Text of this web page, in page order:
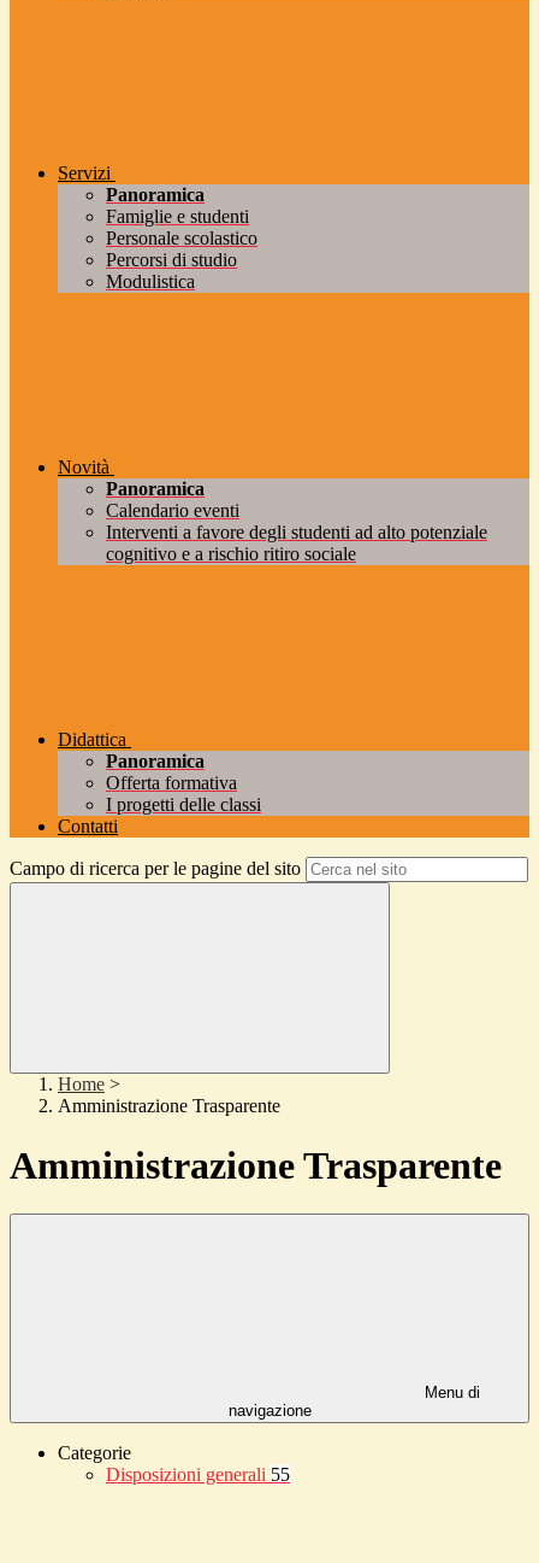
Servizi
Panoramica
Famiglie e studenti
Personale scolastico
Percorsi di studio
Modulistica
Novità
Panoramica
Calendario eventi
Interventi a favore degli studenti ad alto potenziale
cognitivo e a rischio ritiro sociale
Didattica
Panoramica
Offerta formativa
I progetti delle classi
Contatti
Campo di ricerca per le pagine del sito
Home >
Amministrazione Trasparente
Amministrazione Trasparente
Menu di
navigazione
Categorie
Disposizioni generali 55